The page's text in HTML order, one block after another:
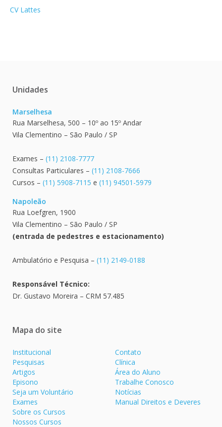
CV Lattes
Unidades
Marselhesa
Rua Marselhesa, 500 – 10º ao 15º Andar
Vila Clementino – São Paulo / SP
Exames – (11) 2108-7777
Consultas Particulares – (11) 2108-7666
Cursos – (11) 5908-7115 e (11) 94501-5979
Napoleão
Rua Loefgren, 1900
Vila Clementino – São Paulo / SP
(entrada de pedestres e estacionamento)
Ambulatório e Pesquisa – (11) 2149-0188
Responsável Técnico:
Dr. Gustavo Moreira – CRM 57.485
Mapa do site
Institucional
Pesquisas
Artigos
Episono
Seja um Voluntário
Exames
Sobre os Cursos
Nossos Cursos
Contato
Clínica
Área do Aluno
Trabalhe Conosco
Notícias
Manual Direitos e Deveres